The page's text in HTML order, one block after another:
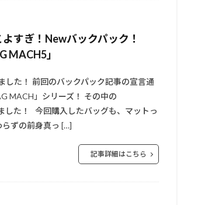
すぎ！Newバックパック！
MACH5」
した！ 前回のバックパック記事の宣言通
MACH」シリーズ！ その中の
した！ 今回購入したバッグも、マットっ
ずの前身真っ […]
記事詳細はこちら